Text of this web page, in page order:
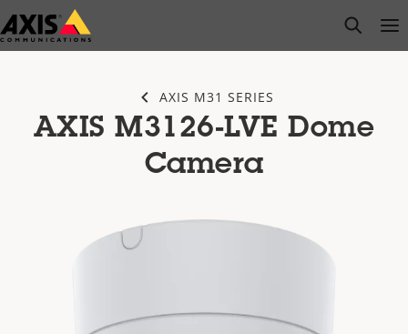
Zum
Hauptinhalt
open
AXIS M31 SERIES
AXIS M3126-LVE Dome
Camera